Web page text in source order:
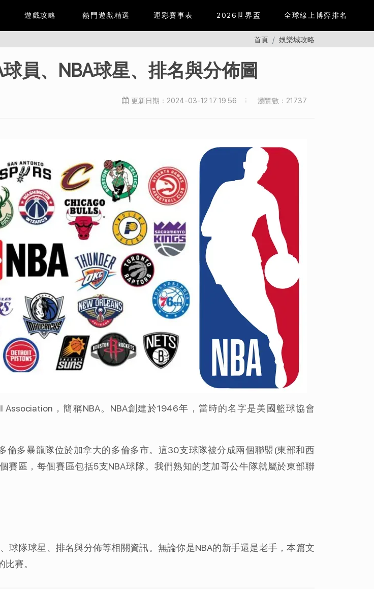
遊戲攻略 熱門遊戲精選 運彩賽事表 2026世界盃 全球線上博弈排名
首頁 娛樂城攻略
員、NBA球星、排名與分佈圖
更新日期：2024-03-12 17:19:56 瀏覽數：21737
，簡稱NBA。NBA創建於1946年，當時的名字是美國籃球協會
倫多暴龍隊位於加拿大的多倫多市。這30支球隊被分成兩個聯盟(東部和西
賽區，每個賽區包括5支NBA球隊。我們熟知的芝加哥公牛隊就屬於東部聯
球隊球星、排名與分佈等相關資訊。無論你是NBA的新手還是老手，本篇文
賽。